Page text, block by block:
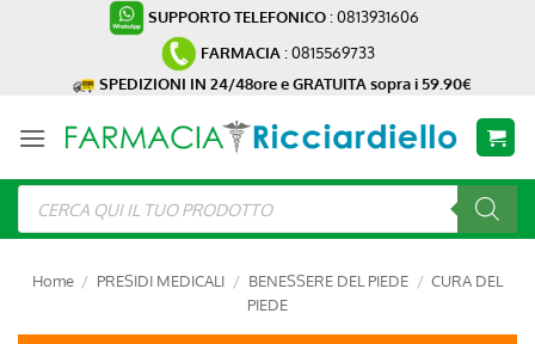
SUPPORTO TELEFONICO : 0813931606
FARMACIA : 0815569733
SPEDIZIONI IN 24/48ore e GRATUITA sopra i 59.90€
Ricerca
prodotti
Home / PRESIDI MEDICALI / BENESSERE DEL PIEDE / CURA DEL
PIEDE